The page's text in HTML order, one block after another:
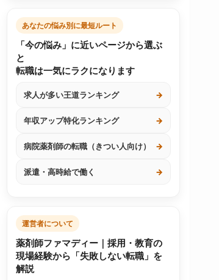
あなたの悩み別に最短ルート
「今の悩み」に近いページから選ぶ
と
転職は一気にラクになります
求人が多い王道ランキング →
年収アップ特化ランキング →
病院薬剤師の転職（きつい人向け） →
派遣・高時給で働く →
運営者について
薬剤師ファマディー｜採用・教育の
現場経験から「失敗しない転職」を
解説